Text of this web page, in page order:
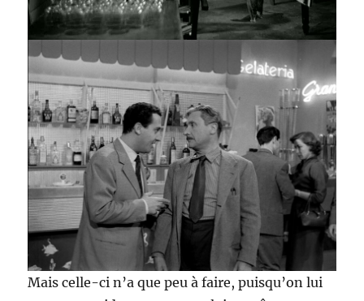
Mais celle-ci n’a que peu à faire, puisqu’on lui